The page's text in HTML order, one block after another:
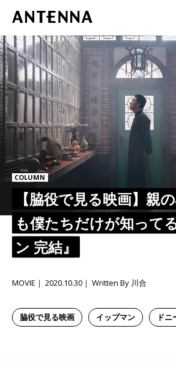
COLUMN
【脇役で見る映画】親
も僕たちだけが知って
ン 完結』
脇役で見る映画 イップマン ド
MOVIE 2020.10.30 Written By 川合